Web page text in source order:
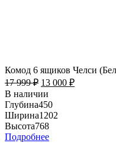
Комод 6 ящиков Челси
17 999₽ 13 000 ₽
В наличии
Глубина450
Ширина1202
Высота768
Подробнее